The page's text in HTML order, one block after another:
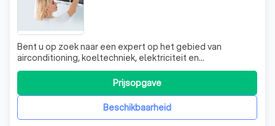
Bent u op zoek naar een expert op het gebied van
airconditioning, koeltechniek, elektriciteit en
zonnepanelen? Dan bent u bij Aircool in Roeselare aan het
juiste adres. Onder leiding van Benedict Wullens, een
vakman met jarenlange ervaring, bieden wij u topkwaliteit
en service op maat. Wij ondersche
Beschikbaarheid
Prijsopgave